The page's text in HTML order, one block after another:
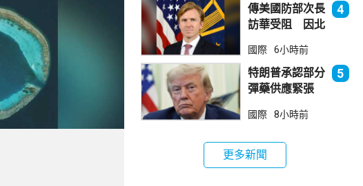
傾銷
傳美國防部次長
訪華受阻 因北
售
4
國際 6小時前
特朗普承認部分
彈藥供應緊張
成
5
國際 8小時前
更多新聞